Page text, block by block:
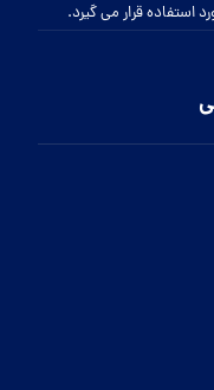
قرار می گیرد.